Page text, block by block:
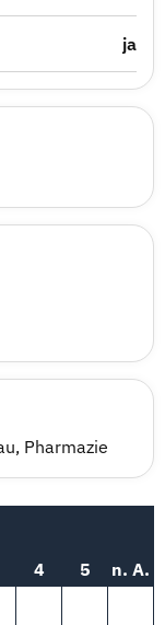
ja
, Pharmazie
4 5
n. A.